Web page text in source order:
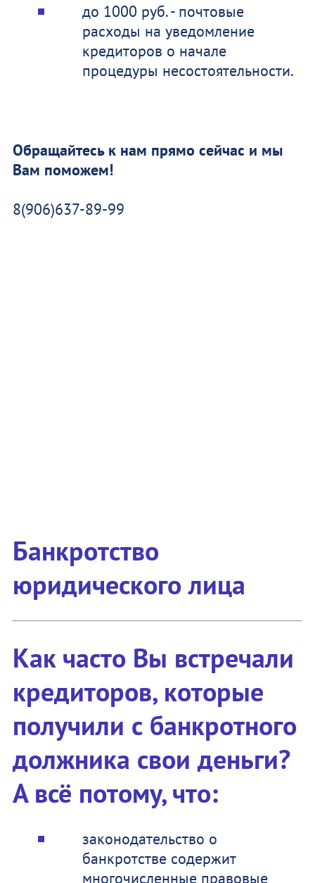
до 1000 руб. - почтовые
расходы на уведомление
кредиторов о начале
процедуры несостоятельности.
Обращайтесь к нам прямо сейчас и мы
Вам поможем!
8(906)637-89-99
Банкротство
юридического лица
Как часто Вы встречали
кредиторов, которые
получили с банкротного
должника свои деньги?
А всё потому, что:
законодательство о
банкротстве содержит
многочисленные правовые